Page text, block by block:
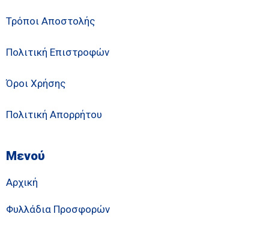
Τρόποι Αποστολής
Πολιτική Επιστροφών
Όροι Χρήσης
Πολιτική Απορρήτου
Μενού
Αρχική
Φυλλάδια Προσφορών